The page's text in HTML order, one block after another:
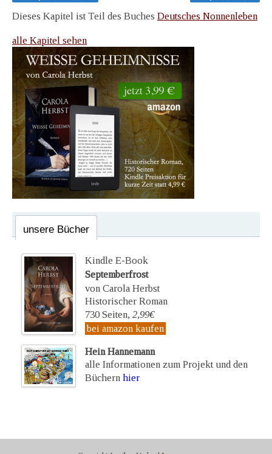
Dieses Kapitel ist Teil des Buches Deutsches Nonnenleben
alle Kapitel sehen
unsere Bücher
Kindle E-Book
Septemberfrost
von Carola Herbst
Historischer Roman
730 Seiten, 2,99€
bei amazon kaufen
Hein Hannemann
alle Informationen zum Projekt und den
Büchern hier